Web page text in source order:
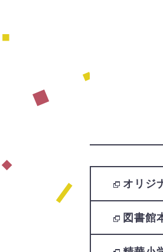
オリジ
図書館